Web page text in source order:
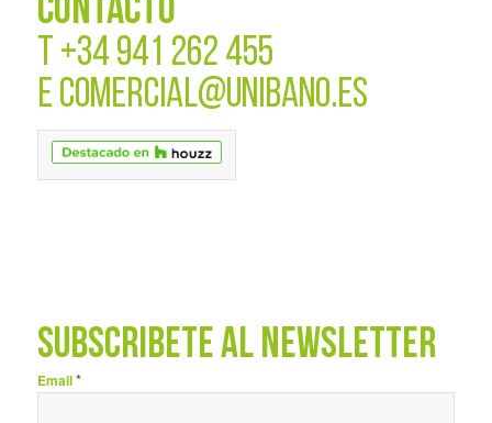
CONTACTO
T +34 941 262 455
E COMERCIAL@UNIBANO.ES
SUBSCRÍBETE AL NEWSLETTER
Email*